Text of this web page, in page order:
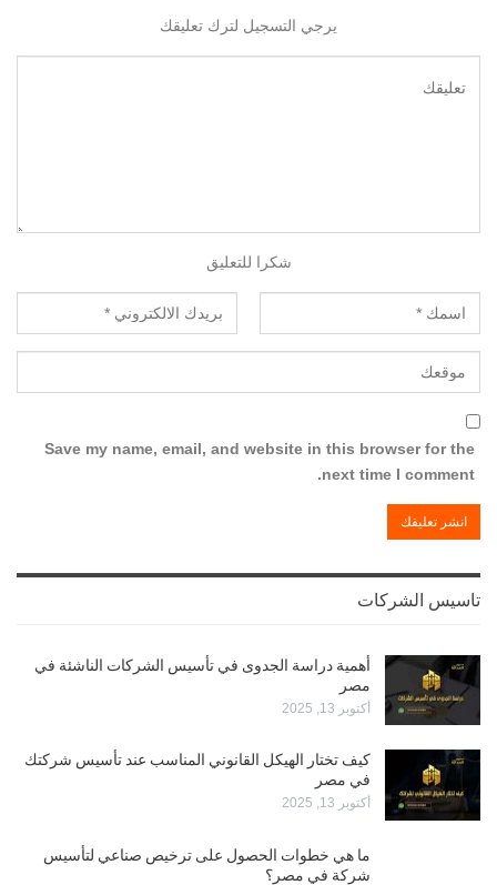
يرجي التسجيل لترك تعليقك
شكرا للتعليق
Save my name, email, and website in this browser for the
next time I comment.
تاسيس الشركات
أهمية دراسة الجدوى في تأسيس الشركات الناشئة في
مصر
أكتوبر 13, 2025
كيف تختار الهيكل القانوني المناسب عند تأسيس شركتك
في مصر
أكتوبر 13, 2025
ما هي خطوات الحصول على ترخيص صناعي لتأسيس
شركة في مصر؟